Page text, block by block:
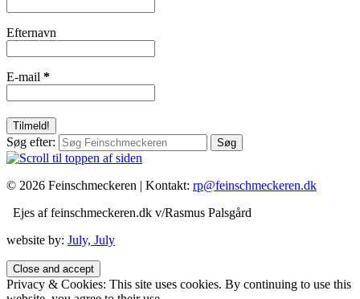
Efternavn
E-mail *
Søg efter:
© 2026 Feinschmeckeren | Kontakt: rp@feinschmeckeren.dk
Ejes af feinschmeckeren.dk v/Rasmus Palsgård
website by: July, July
Privacy & Cookies: This site uses cookies. By continuing to use this